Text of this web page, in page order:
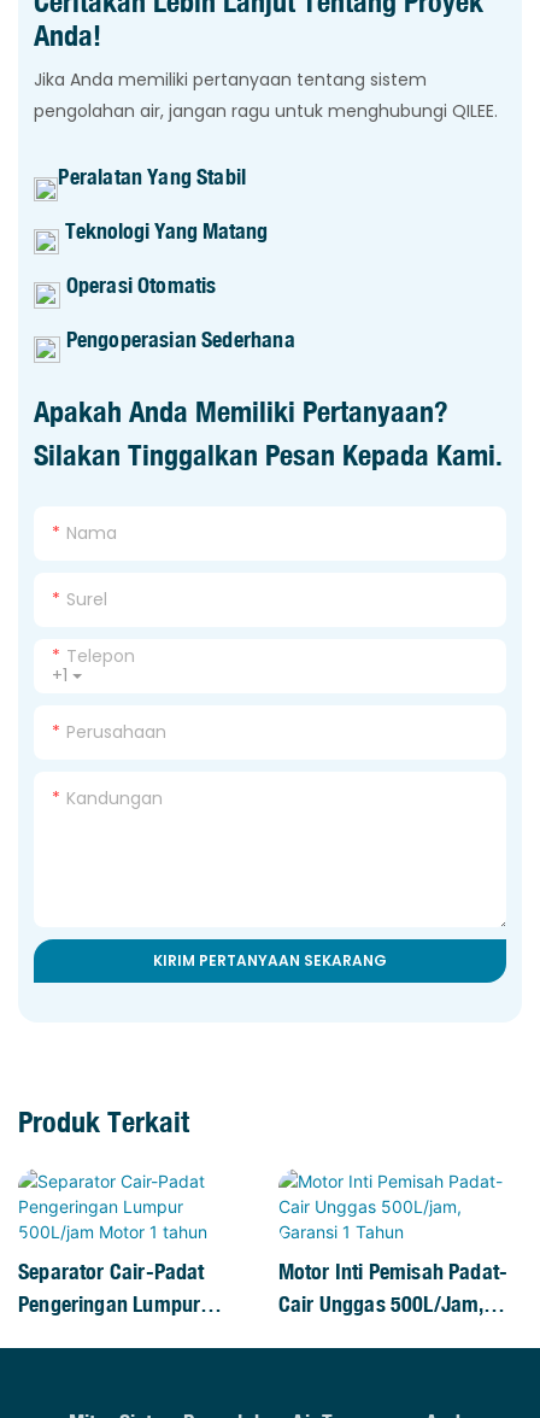
Anda!
Jika Anda memiliki pertanyaan tentang sistem
pengolahan air, jangan ragu untuk menghubungi QILEE.
Peralatan Yang Stabil
Teknologi Yang Matang
Operasi Otomatis
Pengoperasian Sederhana
Apakah Anda Memiliki Pertanyaan?
Silakan Tinggalkan Pesan Kepada Kami.
Nama
Surel
+1
Telepon
Perusahaan
Kandungan
KIRIM PERTANYAAN SEKARANG
Produk Terkait
Separator Cair-Padat
Pengeringan Lumpur
Motor Inti Pemisah Padat-
Cair Unggas 500L/jam,